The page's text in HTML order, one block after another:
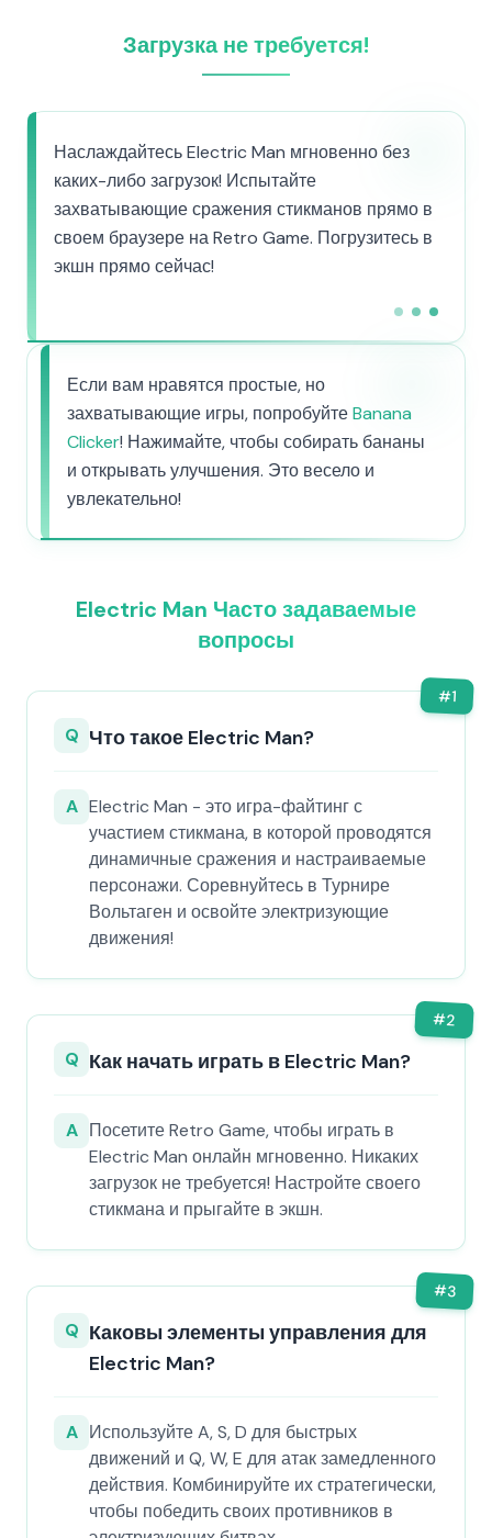
Загрузка не требуется!
Наслаждайтесь Electric Man мгновенно без
каких-либо загрузок! Испытайте
захватывающие сражения стикманов прямо в
своем браузере на Retro Game. Погрузитесь в
экшн прямо сейчас!
Если вам нравятся простые, но
захватывающие игры, попробуйтеBanana
Clicker! Нажимайте, чтобы собирать бананы
и открывать улучшения. Это весело и
увлекательно!
Electric Man Часто задаваемые
вопросы
#1
Q Что такое Electric Man?
A Electric Man - это игра-файтинг с
участием стикмана, в которой проводятся
динамичные сражения и настраиваемые
персонажи. Соревнуйтесь в Турнире
Вольтаген и освойте электризующие
движения!
#2
Q Как начать играть в Electric Man?
A Посетите Retro Game, чтобы играть в
Electric Man онлайн мгновенно. Никаких
загрузок не требуется! Настройте своего
стикмана и прыгайте в экшн.
#3
Q Каковы элементы управления для
Electric Man?
A Используйте A, S, D для быстрых
движений и Q, W, E для атак замедленного
действия. Комбинируйте их стратегически,
чтобы победить своих противников в